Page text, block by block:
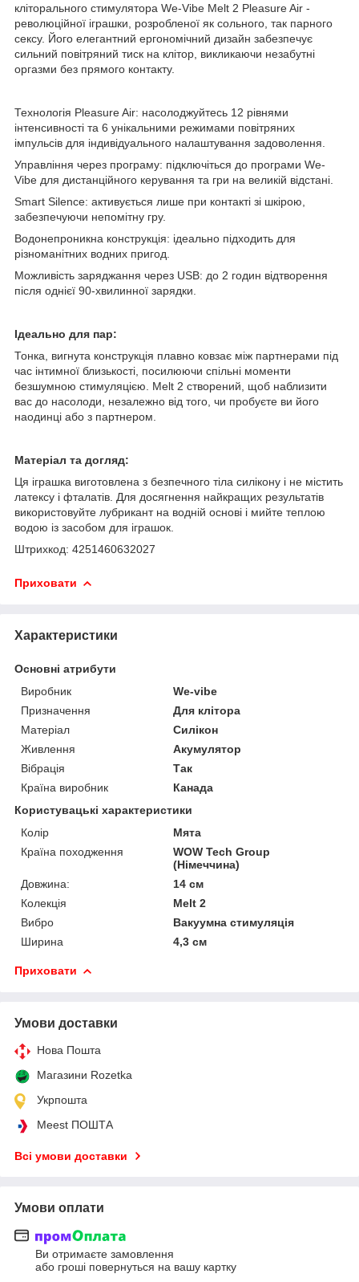
кліторального стимулятора We-Vibe Melt 2 Pleasure Air -
революційної іграшки, розробленої як сольного, так парного
сексу. Його елегантний ергономічний дизайн забезпечує
сильний повітряний тиск на клітор, викликаючи незабутні
оргазми без прямого контакту.
Технологія Pleasure Air: насолоджуйтесь 12 рівнями
інтенсивності та 6 унікальними режимами повітряних
імпульсів для індивідуального налаштування задоволення.
Управління через програму: підключіться до програми We-
Vibe для дистанційного керування та гри на великій відстані.
Smart Silence: активується лише при контакті зі шкірою,
забезпечуючи непомітну гру.
Водонепроникна конструкція: ідеально підходить для
різноманітних водних пригод.
Можливість заряджання через USB: до 2 годин відтворення
після однієї 90-хвилинної зарядки.
Ідеально для пар:
Тонка, вигнута конструкція плавно ковзає між партнерами під
час інтимної близькості, посилюючи спільні моменти
безшумною стимуляцією. Melt 2 створений, щоб наблизити
вас до насолоди, незалежно від того, чи пробуєте ви його
наодинці або з партнером.
Матеріал та догляд:
Ця іграшка виготовлена з безпечного тіла силікону і не містить
латексу і фталатів. Для досягнення найкращих результатів
використовуйте лубрикант на водній основі і мийте теплою
водою із засобом для іграшок.
Штрихкод: 4251460632027
Приховати
Характеристики
Основні атрибути
Виробник
We-vibe
Призначення
Для клітора
Матеріал
Силікон
Живлення
Акумулятор
Вібрація
Так
Країна виробник
Канада
Користувацькі характеристики
Колір
Мята
Країна походження
WOW Tech Group
(Німеччина)
Довжина:
14 см
Колекція
Melt 2
Вибро
Вакуумна стимуляція
Ширина
4,3 см
Приховати
Умови доставки
Нова Пошта
Магазини Rozetka
Укрпошта
Meest ПОШТА
Всі умови доставки
Умови оплати
Ви отримаєте замовлення
або гроші повернуться на вашу картку